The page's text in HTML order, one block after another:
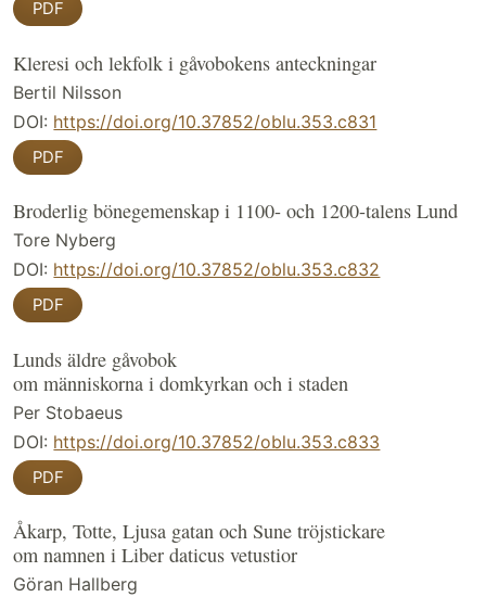
PDF
Kleresi och lekfolk i gåvobokens anteckningar
Bertil Nilsson
DOI: https://doi.org/10.37852/oblu.353.c831
PDF
Broderlig bönegemenskap i 1100- och 1200-talens Lund
Tore Nyberg
DOI: https://doi.org/10.37852/oblu.353.c832
PDF
Lunds äldre gåvobok
om människorna i domkyrkan och i staden
Per Stobaeus
DOI: https://doi.org/10.37852/oblu.353.c833
PDF
Åkarp, Totte, Ljusa gatan och Sune tröjstickare
om namnen i Liber daticus vetustior
Göran Hallberg